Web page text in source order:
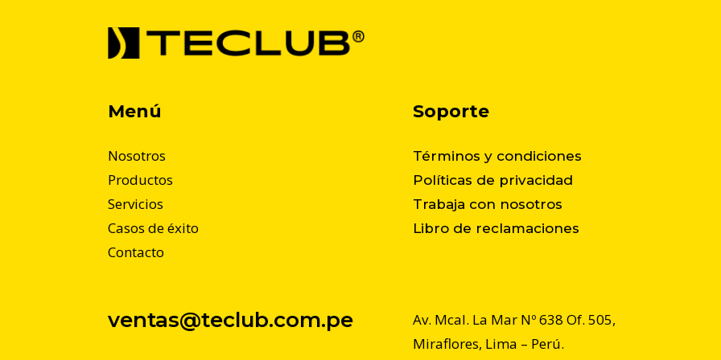
Menú
Nosotros
Productos
Servicios
Casos de éxito
Contacto
Soporte
Términos y condiciones
Políticas de privacidad
Trabaja con nosotros
Libro de reclamaciones
ventas@teclub.com.pe
Av. Mcal. La Mar Nº 638 Of. 505,
Miraflores, Lima – Perú.